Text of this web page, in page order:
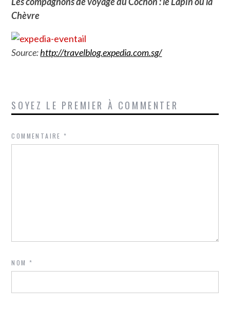
Chèvre
Source:http://travelblog.expedia.com.sg/
SOYEZ LE PREMIER À COMMENTER
COMMENTAIRE*
NOM*